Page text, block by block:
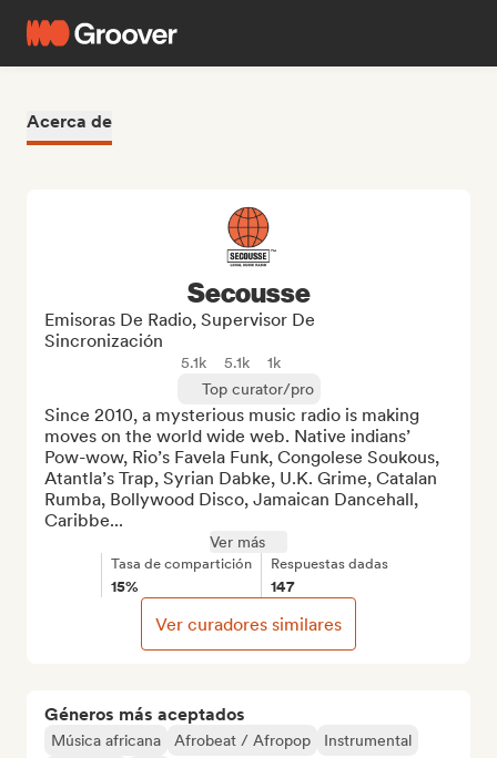
Acerca de
Géneros más aceptados
Música africana Afrobeat / Afropop
Instrumental
Secousse
Emisoras De Radio, Supervisor De
Sincronización
5.1k 5.1k
1k
Top curator/pro
Since 2010, a mysterious music radio is making
moves on the world wide web. Native indians’
Pow-wow, Rio’s Favela Funk, Congolese Soukous,
Atantla’s Trap, Syrian Dabke, U.K. Grime, Catalan
Rumba, Bollywood Disco, Jamaican Dancehall,
Caribbe...
Ver más
Tasa de compartición
15%
Respuestas dadas
147
Ver curadores similares